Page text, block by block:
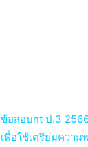
ข้อสอบnt ป.3
เพื่อใช้เตรียมควา